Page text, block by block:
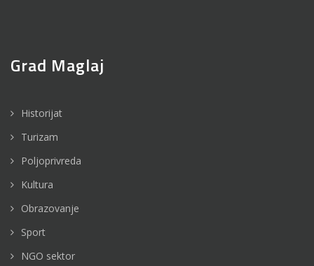
Grad Maglaj
Historijat
Turizam
Poljoprivreda
Kultura
Obrazovanje
Sport
NGO sektor